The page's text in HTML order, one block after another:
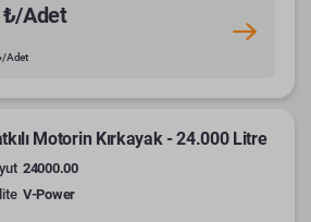
₺/Adet
Adet
Motorin Kırkayak - 24.000 Litre
24000.00
V-Power